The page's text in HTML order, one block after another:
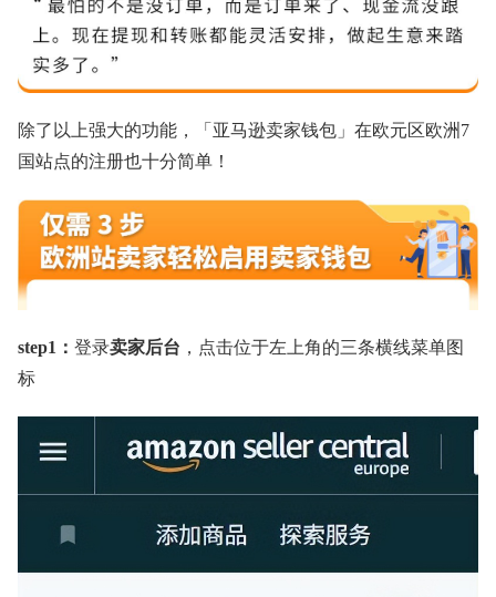
除了以上强大的功能，「亚马逊卖家钱包」在欧元区欧洲7
国站点的注册也十分简单！
step1： 登录卖家后台 ，点击位于左上角的三条横线菜单图
标